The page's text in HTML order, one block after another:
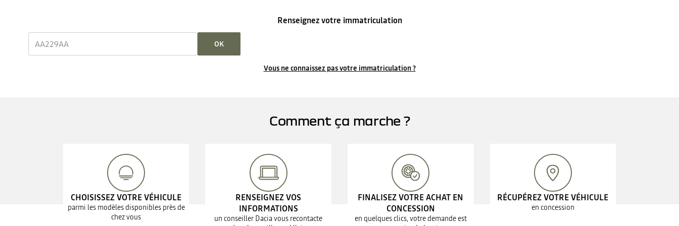
Renseignez votre immatriculation
OK
Vous ne connaissez pas votre immatriculation ?
Comment ça marche ?
CHOISISSEZ VOTRE VÉHICULE
parmi les modèles disponibles près de
chez vous
RENSEIGNEZ VOS
INFORMATIONS
un conseiller Dacia vous recontacte
FINALISEZ VOTRE ACHAT EN
CONCESSION
en quelques clics, votre demande est
RÉCUPÉREZ VOTRE VÉHICULE
en concession